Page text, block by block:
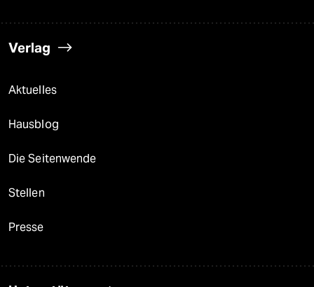
Verlag
Aktuelles
Hausblog
Die Seitenwende
Stellen
Presse